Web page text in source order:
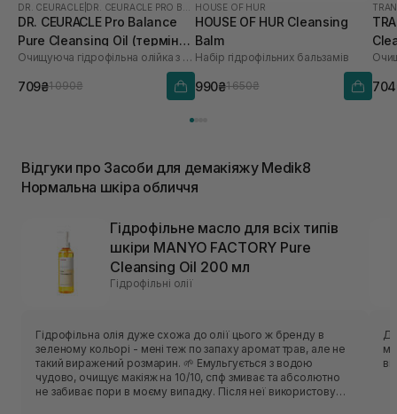
DR. CEURACLE
DR. CEURACLE Pro Balance
Pure Cleansing Oil (термін
до 01.27р.) 155 мл
Очищуюча гідрофільна олійка з пробіотиками
709₴1 090₴
HOUSE OF HUR
HOUSE OF HUR Cleansing
Balm
Набір гідрофільних бальзамів
990₴1 650₴
Відгуки про Засоби для демакіяжу Medik8
Нормальна шкіра обличчя
Гідрофільне масло для всіх типів
шкіри MANYO FACTORY Pure
Cleansing Oil 200 мл
Гідрофільні олії
Гідрофільна олія дуже схожа до олії цього ж бренду в
зеленому кольорі - мені теж по запаху аромат трав, але не
такий виражений розмарин. 🌱 Емульгується з водою
чудово, очищує макіяж на 10/10, спф змиває та абсолютно
не забиває пори в моєму випадку. Після неї використовую